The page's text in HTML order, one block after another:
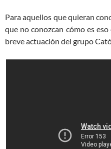
Para aquellos que quieran
que no conozcan cómo es
breve actuación del grupo